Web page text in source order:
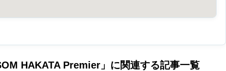
HAKATA Premier」に関連する記事一覧